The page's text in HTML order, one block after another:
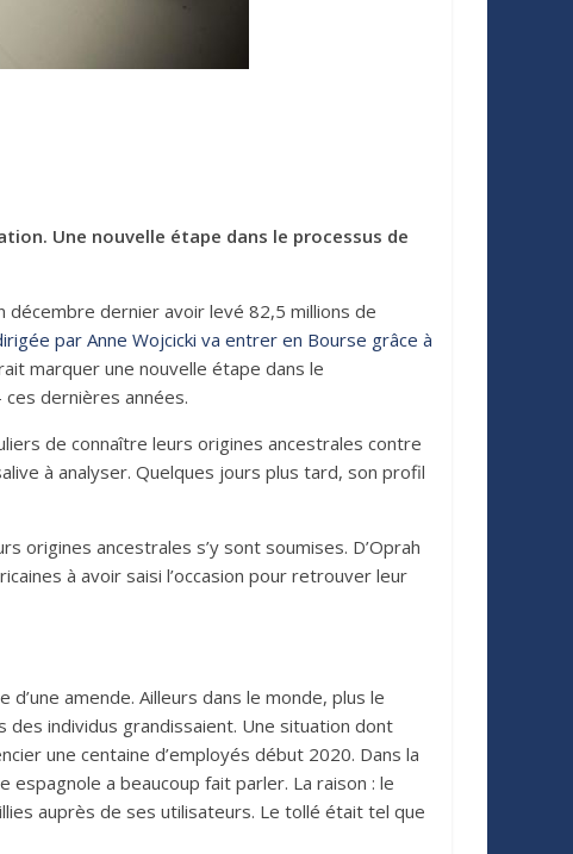
Une nouvelle étape dans le processus de
décembre dernier avoir levé 82,5 millions de
par Anne Wojcicki va entrer en Bourse grâce à
marquer une nouvelle étape dans le
dernières années.
de connaître leurs origines ancestrales contre
à analyser. Quelques jours plus tard, son profil
origines ancestrales s’y sont soumises. D’Oprah
à avoir saisi l’occasion pour retrouver leur
amende. Ailleurs dans le monde, plus le
des individus grandissaient. Une situation dont
une centaine d’employés début 2020. Dans la
espagnole a beaucoup fait parler. La raison : le
auprès de ses utilisateurs. Le tollé était tel que